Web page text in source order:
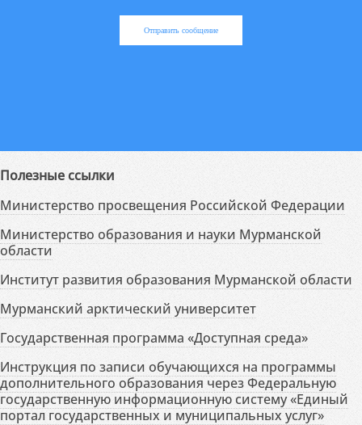
Отправить сообщение
Полезные ссылки
Министерство просвещения Российской Федерации
Министерство образования и науки Мурманской
области
Институт развития образования Мурманской области
Мурманский арктический университет
Государственная программа «Доступная среда»
Инструкция по записи обучающихся на программы
дополнительного образования через Федеральную
государственную информационную систему «Единый
портал государственных и муниципальных услуг»